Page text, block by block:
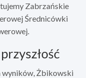
Zabrzańskie
Średnicówki
wyników, Żbikowski